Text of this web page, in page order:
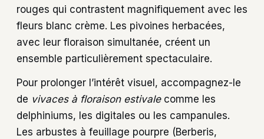
rouges qui contrastent magnifiquement avec les
fleurs blanc crème. Les pivoines herbacées,
avec leur floraison simultanée, créent un
ensemble particulièrement spectaculaire.
Pour prolonger l’intérêt visuel, accompagnez-le
de vivaces à floraison estivalecomme les
delphiniums, les digitales ou les campanules.
Les arbustes à feuillage pourpre (Berberis,